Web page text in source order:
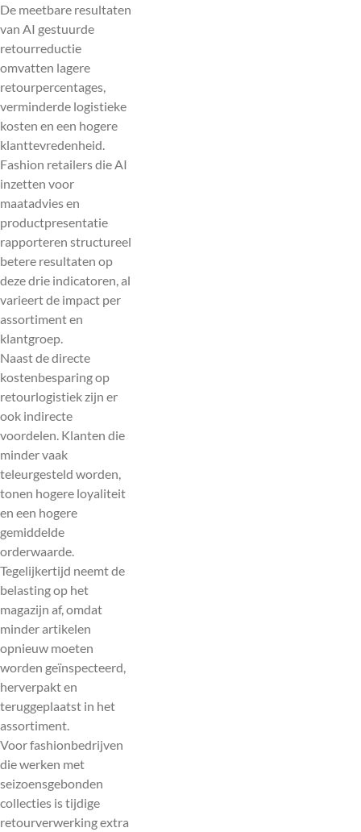
De meetbare resultaten
van AI gestuurde
retourreductie
omvatten lagere
retourpercentages,
verminderde logistieke
kosten en een hogere
klanttevredenheid.
Fashion retailers die AI
inzetten voor
maatadvies en
productpresentatie
rapporteren structureel
betere resultaten op
deze drie indicatoren, al
varieert de impact per
assortiment en
klantgroep.
Naast de directe
kostenbesparing op
retourlogistiek zijn er
ook indirecte
voordelen. Klanten die
minder vaak
teleurgesteld worden,
tonen hogere loyaliteit
en een hogere
gemiddelde
orderwaarde.
Tegelijkertijd neemt de
belasting op het
magazijn af, omdat
minder artikelen
opnieuw moeten
worden geïnspecteerd,
herverpakt en
teruggeplaatst in het
assortiment.
Voor fashionbedrijven
die werken met
seizoensgebonden
collecties is tijdige
retourverwerking extra